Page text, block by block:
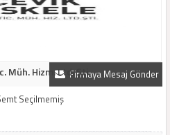
Firmaya Mesaj Gönder
Müh. Hizm. Ltd. Şti.
Seçilmemiş